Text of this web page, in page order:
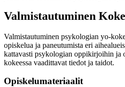
Valmistautuminen
Valmistautuminen psykologian yo-
opiskelua ja paneutumista eri
kattavasti psykologian oppikirjoihin ja
kokeessa vaadittavat tiedot ja taidot.
Opiskelumateriaalit